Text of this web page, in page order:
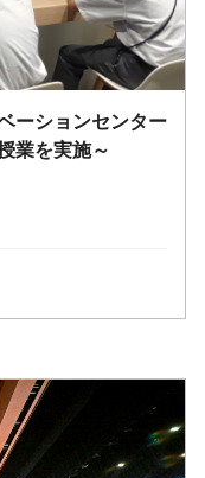
ーションセンター
業を実施～